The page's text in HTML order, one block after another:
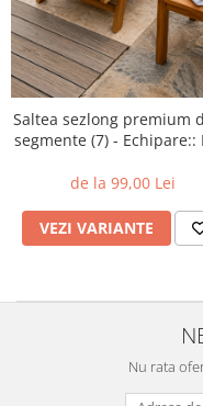
Saltea sezlong premium
segmente (7) - Echipare::
de la 99,00 Lei
VEZI VARIANTE
Nu rata